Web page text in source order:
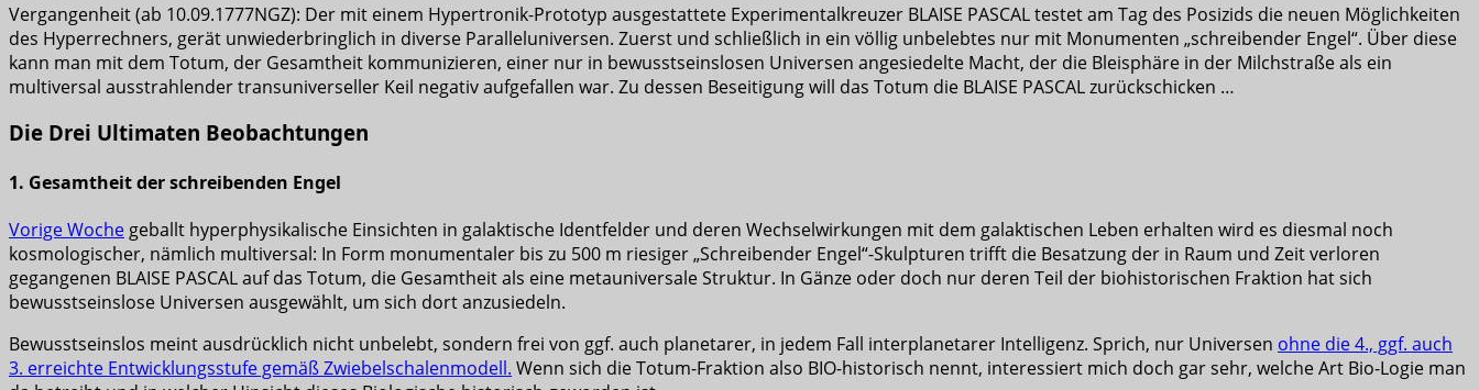
Vergangenheit (ab 10.09.1777NGZ): Der mit einem Hypertronik-Prototyp ausgestattete Experimentalkreuzer BLAISE PASCAL testet am Tag des Posizids die neuen Möglichkeiten
des Hyperrechners, gerät unwiederbringlich in diverse Paralleluniversen. Zuerst und schließlich in ein völlig unbelebtes nur mit Monumenten „schreibender Engel“. Über diese
kann man mit dem Totum, der Gesamtheit kommunizieren, einer nur in bewusstseinslosen Universen angesiedelte Macht, der die Bleisphäre in der Milchstraße als ein
multiversal ausstrahlender transuniverseller Keil negativ aufgefallen war. Zu dessen Beseitigung will das Totum die BLAISE PASCAL zurückschicken …
Die Drei Ultimaten Beobachtungen
1. Gesamtheit der schreibenden Engel
Vorige Woche geballt hyperphysikalische Einsichten in galaktische Identfelder und deren Wechselwirkungen mit dem galaktischen Leben erhalten wird es diesmal noch
kosmologischer, nämlich multiversal: In Form monumentaler bis zu 500 m riesiger „Schreibender Engel“-Skulpturen trifft die Besatzung der in Raum und Zeit verloren
gegangenen BLAISE PASCAL auf das Totum, die Gesamtheit als eine metauniversale Struktur. In Gänze oder doch nur deren Teil der biohistorischen Fraktion hat sich
bewusstseinslose Universen ausgewählt, um sich dort anzusiedeln.
Bewusstseinslos meint ausdrücklich nicht unbelebt, sondern frei von ggf. auch planetarer, in jedem Fall interplanetarer Intelligenz. Sprich, nur Universen ohne die 4., ggf. auch
3. erreichte Entwicklungsstufe gemäß Zwiebelschalenmodell. Wenn sich die Totum-Fraktion also BIO-historisch nennt, interessiert mich doch gar sehr, welche Art Bio-Logie man